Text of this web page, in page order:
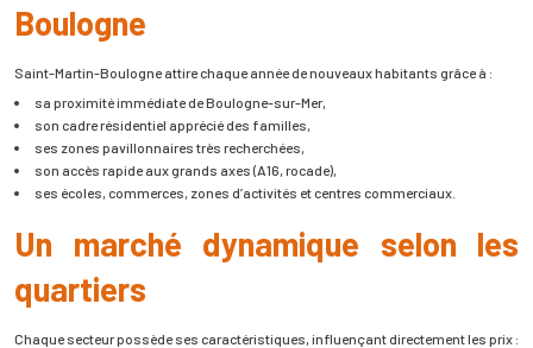
Boulogne
Saint-Martin-Boulogne attire chaque année de nouveaux habitants grâce à :
sa proximité immédiate de Boulogne-sur-Mer,
son cadre résidentiel apprécié des familles,
ses zones pavillonnaires très recherchées,
son accès rapide aux grands axes (A16, rocade),
ses écoles, commerces, zones d’activités et centres commerciaux.
Un marché dynamique selon les
quartiers
Chaque secteur possède ses caractéristiques, influençant directement les prix :